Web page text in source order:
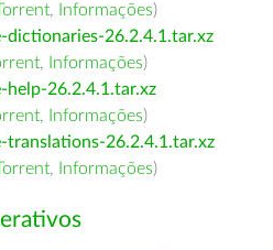
, Informações)
dictionaries-26.2.4.1.tar.xz
, Informações)
help-26.2.4.1.tar.xz
, Informações)
translations-26.2.4.1.tar.xz
, Informações)